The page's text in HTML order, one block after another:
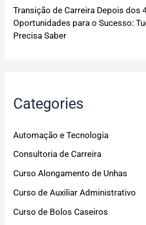
Transição de Carreira Depois dos
Oportunidades para o Sucesso:
Precisa Saber
Categories
Automação e Tecnologia
Consultoria de Carreira
Curso Alongamento de Unhas
Curso de Auxiliar Administrativo
Curso de Bolos Caseiros